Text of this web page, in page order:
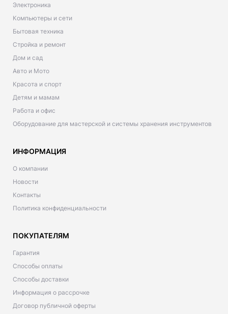
Электроника
Компьютеры и сети
Бытовая техника
Стройка и ремонт
Дом и сад
Авто и Мото
Красота и спорт
Детям и мамам
Работа и офис
Оборудование для мастерской и системы хранения инструментов
ИНФОРМАЦИЯ
О компании
Новости
Контакты
Политика конфиденциальности
ПОКУПАТЕЛЯМ
Гарантия
Способы оплаты
Способы доставки
Информация о рассрочке
Договор публичной оферты